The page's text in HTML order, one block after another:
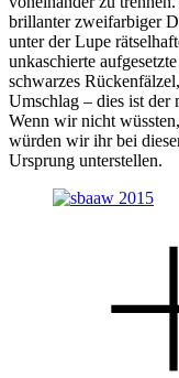
brillanter zweifarbiger
unter der Lupe
unkaschierte
schwarzes
Umschlag – dies ist der
Wenn wir nicht
würden wir ihr bei
Ursprung unterstellen.